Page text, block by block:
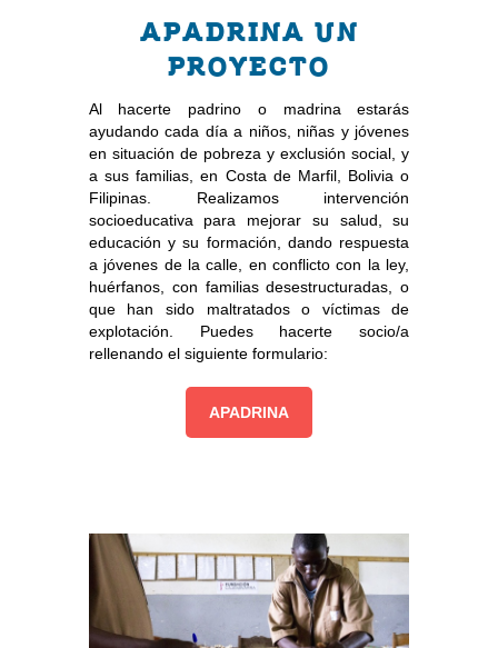
APADRINA UN
PROYECTO
Al hacerte padrino o madrina estarás
ayudando cada día a niños, niñas y jóvenes
en situación de pobreza y exclusión social, y
a sus familias, en Costa de Marfil, Bolivia o
Filipinas. Realizamos intervención
socioeducativa para mejorar su salud, su
educación y su formación, dando respuesta
a jóvenes de la calle, en conflicto con la ley,
huérfanos, con familias desestructuradas, o
que han sido maltratados o víctimas de
explotación. Puedes hacerte socio/a
rellenando el siguiente formulario:
APADRINA